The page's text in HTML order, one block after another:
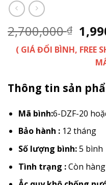
2,700,000₫
( GIÁ ĐỔI BÌNH, FREE
Thông tin sản
Mã bình:6-DZF-20
Bảo hành : 12 tháng
Số lượng bình:5 bình
Tình trạng :Còn hàng